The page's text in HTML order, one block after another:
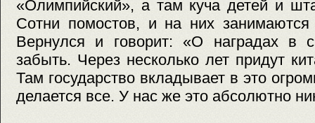
«Олимпийский», а там куча детей и
Сотни помостов, и на них
Вернулся и говорит: «О наградах в
забыть. Через несколько лет придут
Там государство вкладывает в это
делается все. У нас же это абсолютно